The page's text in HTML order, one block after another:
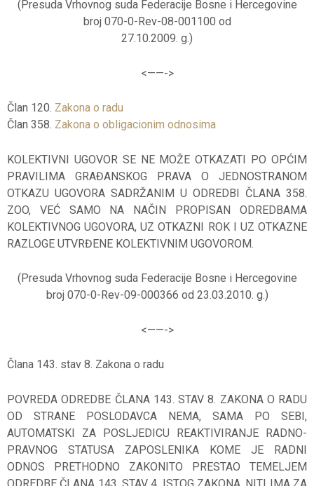
(Presuda Vrhovnog suda Federacije Bosne i Hercegovine
broj 070-0-Rev-08-001100 od
27.10.2009. g.)
<——->
Član 120. Zakona o radu
Član 358. Zakona o obligacionim odnosima
KOLEKTIVNI UGOVOR SE NE MOŽE OTKAZATI PO OPĆIM
PRAVILIMA GRAĐANSKOG PRAVA O JEDNOSTRANOM
OTKAZU UGOVORA SADRŽANIM U ODREDBI ČLANA 358.
ZOO, VEĆ SAMO NA NAČIN PROPISAN ODREDBAMA
KOLEKTIVNOG UGOVORA, UZ OTKAZNI ROK I UZ OTKAZNE
RAZLOGE UTVRĐENE KOLEKTIVNIM UGOVOROM.
(Presuda Vrhovnog suda Federacije Bosne i Hercegovine
broj 070-0-Rev-09-000366 od 23.03.2010. g.)
<——->
Člana 143. stav 8. Zakona o radu
POVREDA ODREDBE ČLANA 143. STAV 8. ZAKONA O RADU
OD STRANE POSLODAVCA NEMA, SAMA PO SEBI,
AUTOMATSKI ZA POSLJEDICU REAKTIVIRANJE RADNO-
PRAVNOG STATUSA ZAPOSLENIKA KOME JE RADNI
ODNOS PRETHODNO ZAKONITO PRESTAO TEMELJEM